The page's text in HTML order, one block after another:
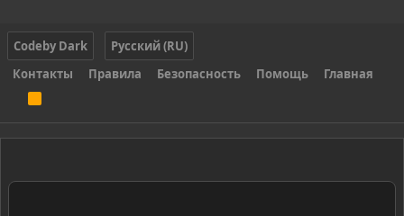
Codeby Dark
Русский (RU)
Контакты
Правила Безопасность Помощь Главная
S